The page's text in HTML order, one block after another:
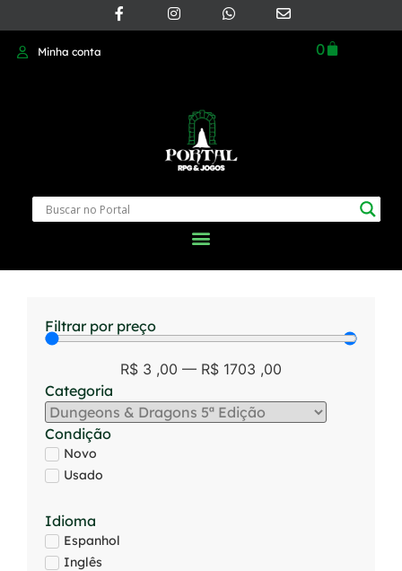
Minha conta 0
Filtrar por preço
R$ 3 ,00 — R$ 1703 ,00
Categoria
Condição
Novo
Usado
Idioma
Espanhol
Inglês